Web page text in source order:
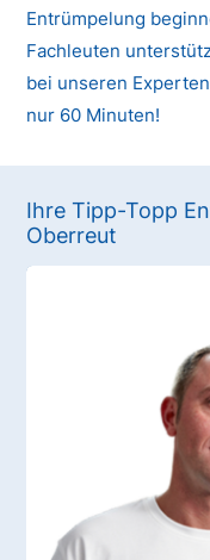
Entrümpelung
Fachleuten
bei unseren
nur 60 Minuten!
Ihre Tipp-Topp
Oberreut